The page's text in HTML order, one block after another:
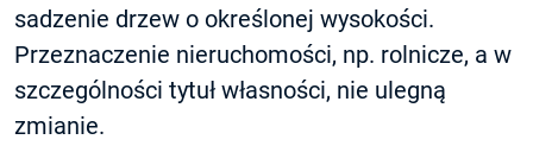
sadzenie drzew o określonej wysokości.
Przeznaczenie nieruchomości, np. rolnicze, a w
szczególności tytuł własności, nie ulegną
zmianie.